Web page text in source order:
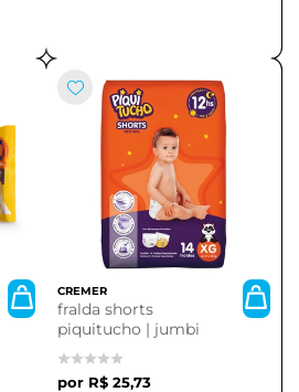
CREMER
fralda shorts
piquitucho | jumbi
R$ 25,73